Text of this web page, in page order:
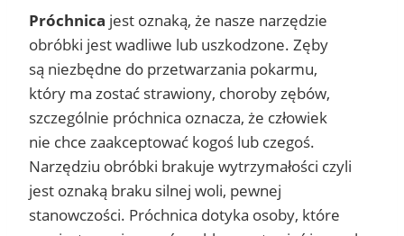
Próchnica jest oznaką, że nasze narzędzie
obróbki jest wadliwe lub uszkodzone. Zęby
są niezbędne do przetwarzania pokarmu,
który ma zostać strawiony, choroby zębów,
szczególnie próchnica oznacza, że człowiek
nie chce zaakceptować kogoś lub czegoś.
Narzędziu obróbki brakuje wytrzymałości czyli
jest oznaką braku silnej woli, pewnej
stanowczości. Próchnica dotyka osoby, które